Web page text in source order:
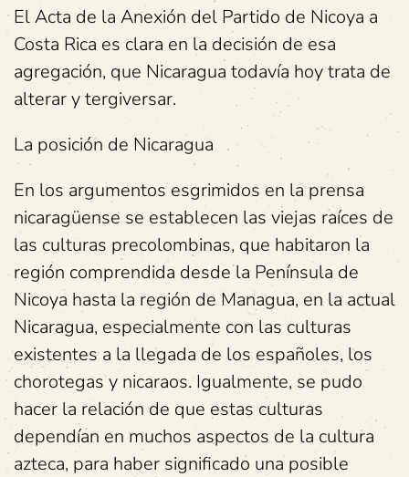
El Acta de la Anexión del Partido de Nicoya a
Costa Rica es clara en la decisión de esa
agregación, que Nicaragua todavía hoy trata de
alterar y tergiversar.
La posición de Nicaragua
En los argumentos esgrimidos en la prensa
nicaragüense se establecen las viejas raíces de
las culturas precolombinas, que habitaron la
región comprendida desde la Península de
Nicoya hasta la región de Managua, en la actual
Nicaragua, especialmente con las culturas
existentes a la llegada de los españoles, los
chorotegas y nicaraos. Igualmente, se pudo
hacer la relación de que estas culturas
dependían en muchos aspectos de la cultura
azteca, para haber significado una posible